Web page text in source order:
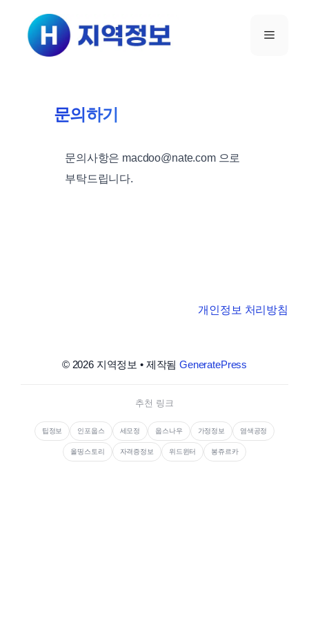
건너뛰기
메뉴
문의하기
문의사항은 macdoo@nate.com 으로
부탁드립니다.
개인정보 처리방침
© 2026 지역정보 • 제작됨GeneratePress
추천 링크
팁정보 인포웁스 세모정 웁스나우 가정정보 염색공정
올띵스토리 자격증정보 위드윈터 봉쥬르카